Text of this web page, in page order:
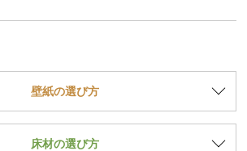
壁紙の選び方
床材の選び方